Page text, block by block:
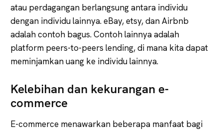
atau perdagangan berlangsung antara individu
dengan individu lainnya. eBay, etsy, dan Airbnb
adalah contoh bagus. Contoh lainnya adalah
platform peers-to-peers lending, di mana kita dapat
meminjamkan uang ke individu lainnya.
Kelebihan dan kekurangan e-
commerce
E-commerce menawarkan beberapa manfaat bagi